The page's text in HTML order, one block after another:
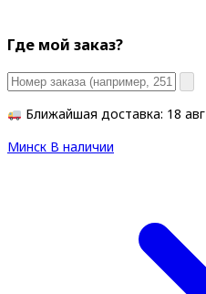
Где мой заказ?
Ближайшая доставка: 18 авг
Минск В наличии